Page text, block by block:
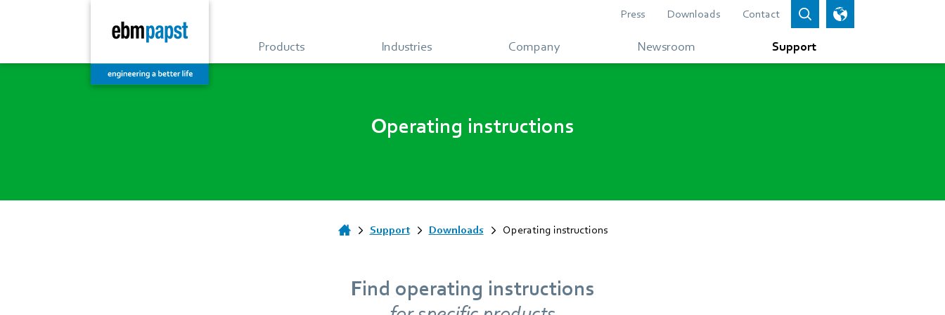
Press Downloads Contact
Products Industries Company Newsroom Support
Operating instructions
Support Downloads Operating instructions
Find operating instructions